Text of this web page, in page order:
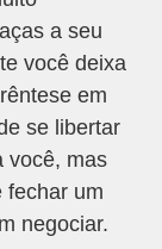
a seu
você deixa
em
se libertar
você, mas
fechar um
negociar.